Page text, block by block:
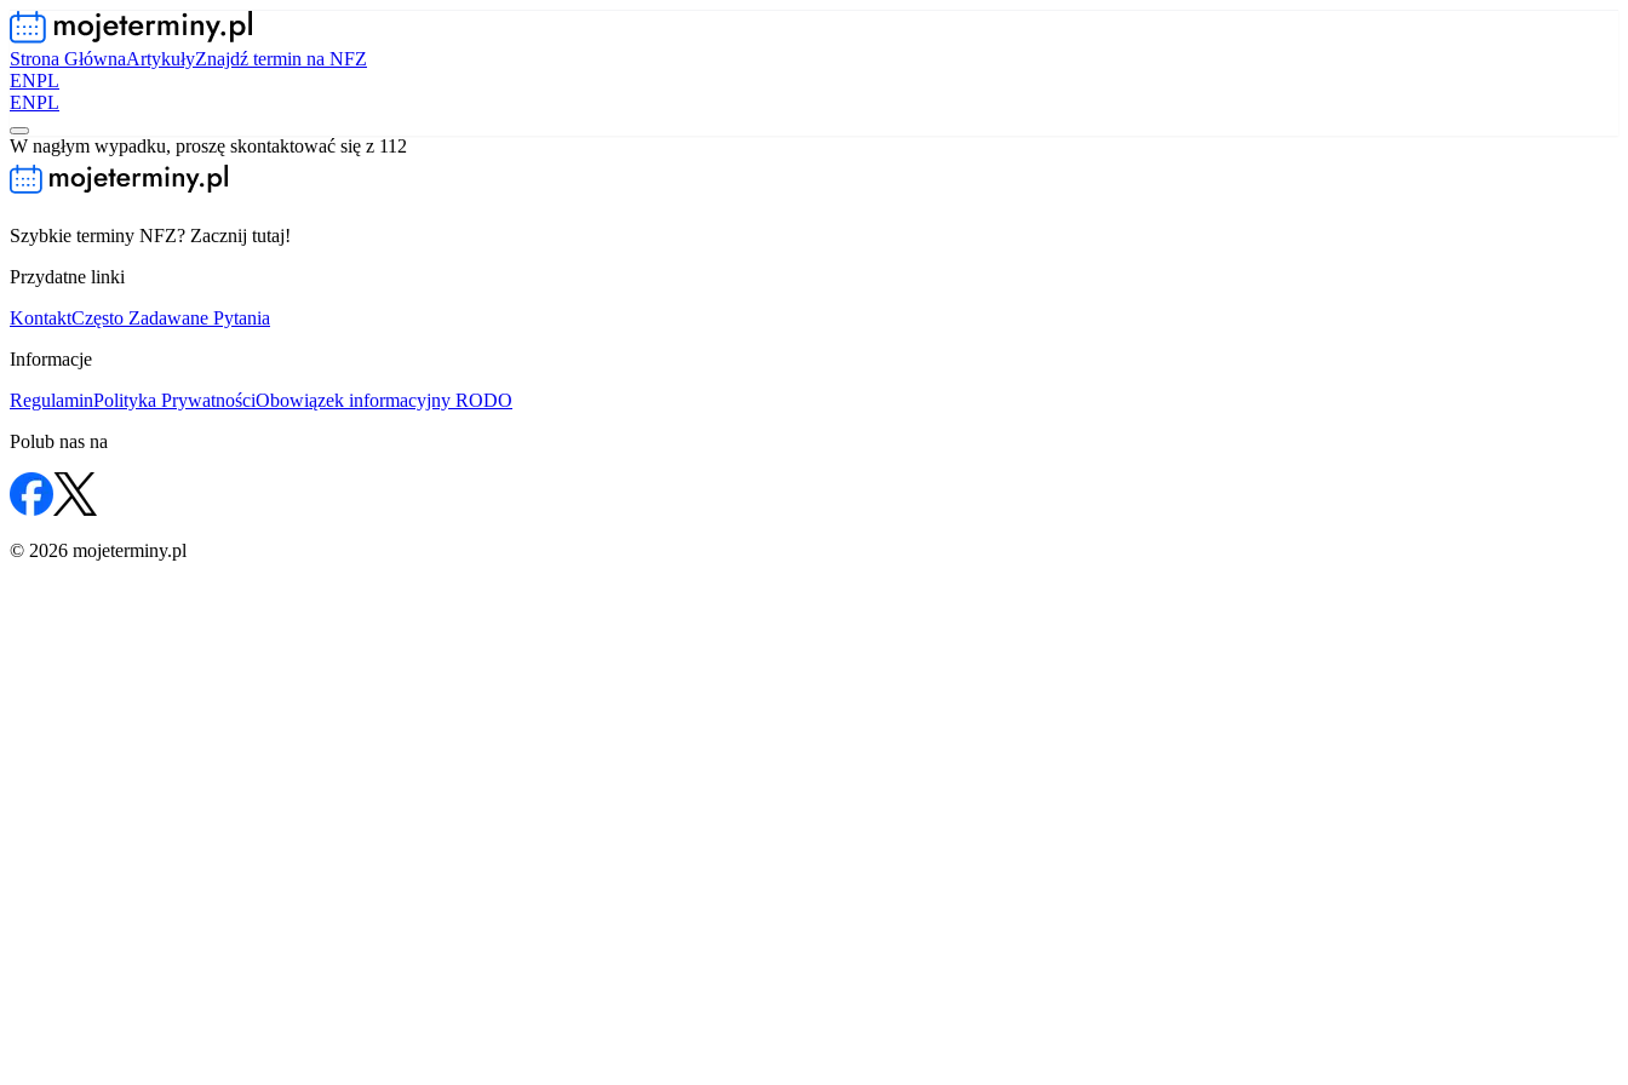
Strona GłównaArtykułyZnajdź termin na NFZ
ENPL
ENPL
W nagłym wypadku, proszę skontaktować się z 112
Szybkie terminy NFZ? Zacznij tutaj!
Przydatne linki
KontaktCzęsto Zadawane Pytania
Informacje
RegulaminPolityka PrywatnościObowiązek informacyjny RODO
Polub nas na
© 2026 mojeterminy.pl